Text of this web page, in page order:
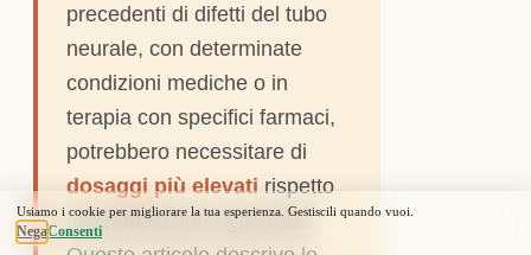
precedenti di difetti del tubo
neurale, con determinate
condizioni mediche o in
terapia con specifici farmaci,
potrebbero necessitare di
dosaggi più elevati rispetto
alla popolazione generale.